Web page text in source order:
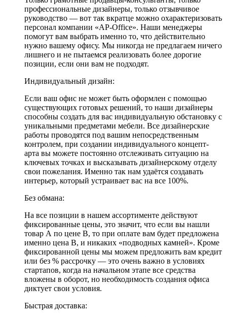
профессиональные дизайнеры, только отзывчивое
руководство — вот так вкратце можно охарактеризовать
персонал компании «AP-Office». Наши менеджеры
помогут вам выбрать именно то, что действительно
нужно вашему офису. Мы никогда не предлагаем ничего
лишнего и не пытаемся реализовать более дорогие
позиции, если они вам не подходят.
Индивидуальный дизайн:
Если ваш офис не может быть оформлен с помощью
существующих готовых решений, то наши дизайнеры
способны создать для вас индивидуальную обстановку с
уникальными предметами мебели. Все дизайнерские
работы проводятся под вашим непосредственным
контролем, при создании индивидуального концепт-
арта вы можете постоянно отслеживать ситуацию на
ключевых точках и высказывать дизайнерскому отделу
свои пожелания. Именно так нам удаётся создавать
интерьер, который устраивает вас на все 100%.
Без обмана:
На все позиции в нашем ассортименте действуют
фиксированные цены, это значит, что если вы нашли
товар А по цене В, то при оплате вам будет предложена
именно цена В, и никаких «подводных камней». Кроме
фиксированной цены мы можем предложить вам кредит
или без % рассрочку — это очень важно в условиях
стартапов, когда на начальном этапе все средства
вложены в оборот, но необходимость создания офиса
диктует свои условия.
Быстрая доставка: